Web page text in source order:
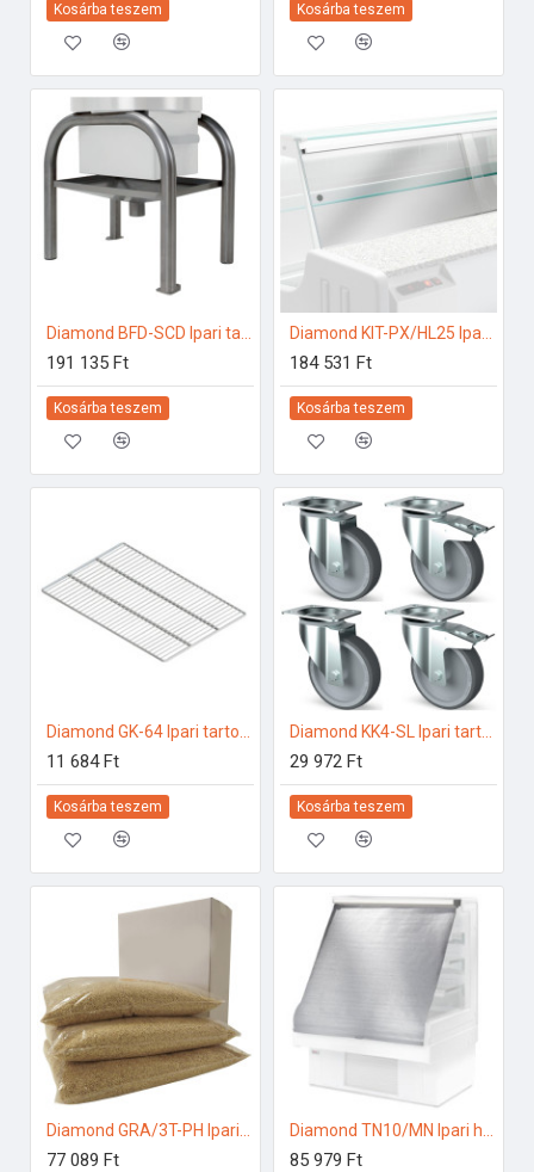
Kosárba teszem Kosárba teszem
191 135 Ft
Kosárba teszem
184 531 Ft
Kosárba teszem
11 684 Ft
Kosárba teszem
Diamond KK4-SL Ipari tartozékok
29 972 Ft
Kosárba teszem
77 089 Ft 85 979 Ft